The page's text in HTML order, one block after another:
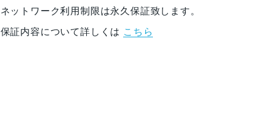
ネットワーク利用制限は永久保証致します。
保証内容について詳しくは こちら